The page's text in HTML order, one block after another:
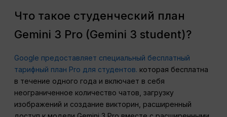
Что такое студенческий план
Gemini 3 Pro (Gemini 3 student)?
Google предоставляет специальный бесплатный
тарифный план Pro для студентов. которая бесплатна
в течение одного года и включает в себя
неограниченное количество чатов, загрузку
изображений и создание викторин, расширенный